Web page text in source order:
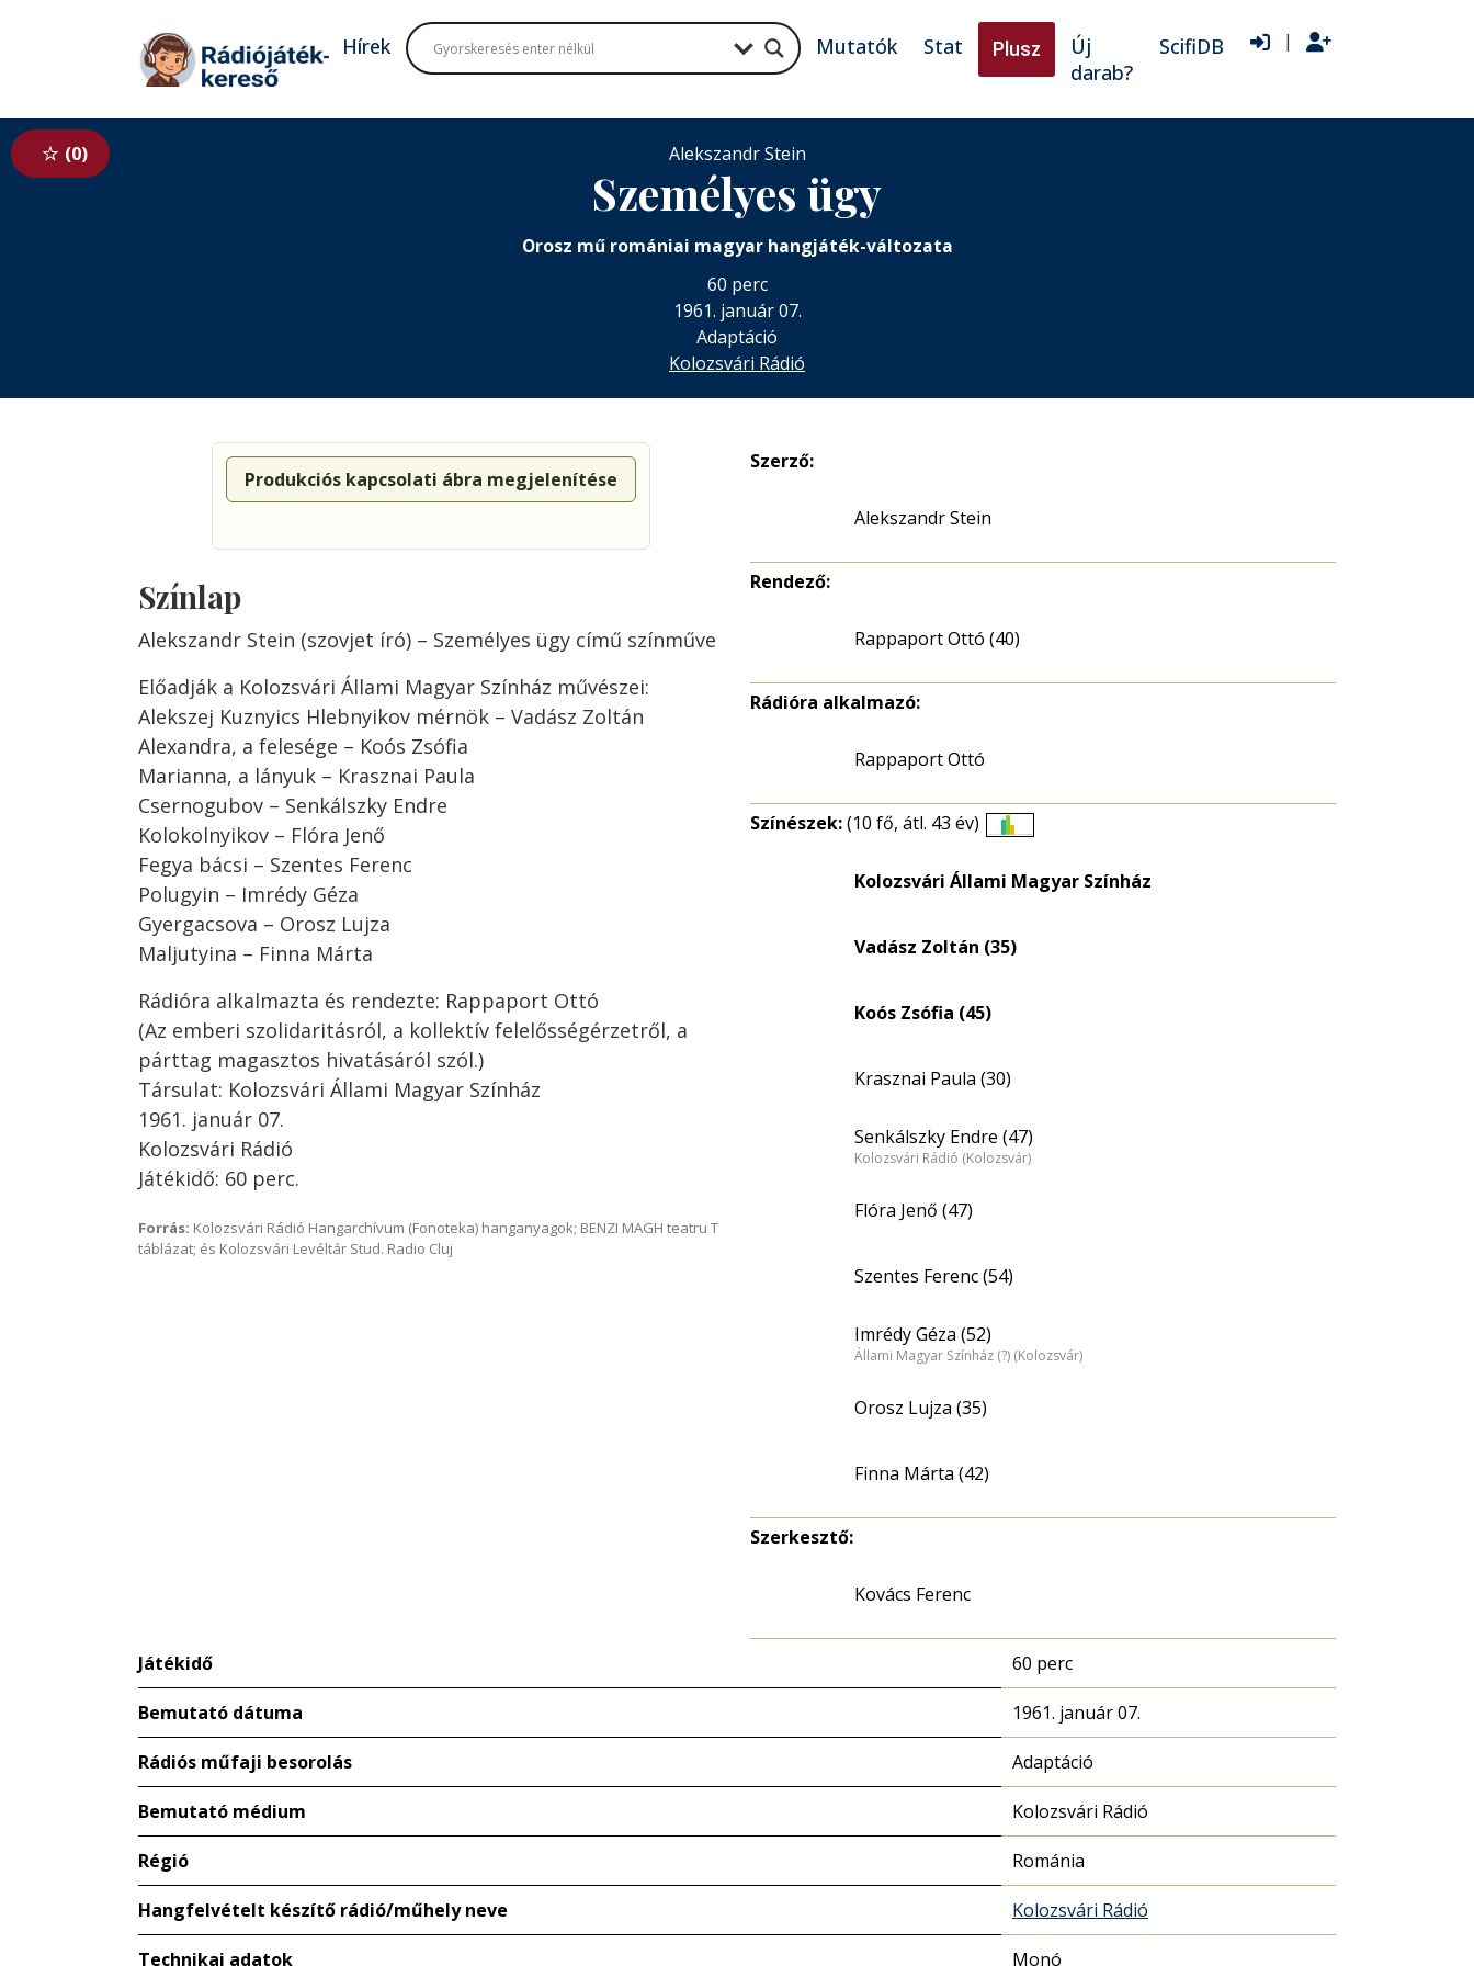
Tovább a tartalomhoz
Hírek Mutatók Stat Plusz
Új
darab?
ScifiDB |
0 Alekszandr Stein
Személyes ügy
Orosz mű romániai magyar hangjáték-változata
60 perc
1961. január 07.
Adaptáció
Kolozsvári Rádió
Produkciós kapcsolati ábra megjelenítése
Színlap
Alekszandr Stein (szovjet író) – Személyes ügy című színműve
Előadják a Kolozsvári Állami Magyar Színház művészei:
Alekszej Kuznyics Hlebnyikov mérnök – Vadász Zoltán
Alexandra, a felesége – Koós Zsófia
Marianna, a lányuk – Krasznai Paula
Csernogubov – Senkálszky Endre
Kolokolnyikov – Flóra Jenő
Fegya bácsi – Szentes Ferenc
Polugyin – Imrédy Géza
Gyergacsova – Orosz Lujza
Maljutyina – Finna Márta
Rádióra alkalmazta és rendezte: Rappaport Ottó
(Az emberi szolidaritásról, a kollektív felelősségérzetről, a
párttag magasztos hivatásáról szól.)
Társulat: Kolozsvári Állami Magyar Színház
1961. január 07.
Kolozsvári Rádió
Játékidő: 60 perc.
Forrás: Kolozsvári Rádió Hangarchívum (Fonoteka) hanganyagok; BENZI MAGH teatru T
táblázat; és Kolozsvári Levéltár Stud. Radio Cluj
Szerző:
Alekszandr Stein
Rendező:
Rappaport Ottó (40)
Rádióra alkalmazó:
Rappaport Ottó
Színészek:(10 fő, átl. 43 év)
eloszlás
nagyítása
Kolozsvári Állami Magyar Színház
Vadász Zoltán (35)
Koós Zsófia (45)
Krasznai Paula (30)
Senkálszky Endre (47)
Kolozsvári Rádió (Kolozsvár)
Flóra Jenő (47)
Szentes Ferenc (54)
Imrédy Géza (52)
Állami Magyar Színház (?) (Kolozsvár)
Orosz Lujza (35)
Finna Márta (42)
Szerkesztő:
Kovács Ferenc
Játékidő 60 perc
Bemutató dátuma 1961. január 07.
Rádiós műfaji besorolás Adaptáció
Bemutató médium Kolozsvári Rádió
Régió Románia
Hangfelvételt készítő rádió/műhely neve Kolozsvári Rádió
Technikai adatok Monó